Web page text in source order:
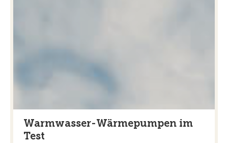
Warmwasser-Wärmepumpen im
Test